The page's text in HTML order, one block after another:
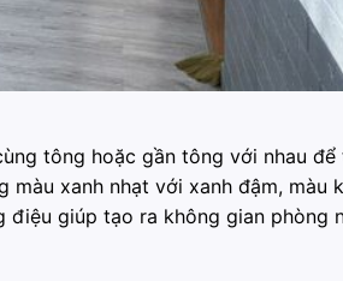
tông hoặc gần tông với nhau
xanh nhạt với xanh đậm, màu
giúp tạo ra không gian phòng